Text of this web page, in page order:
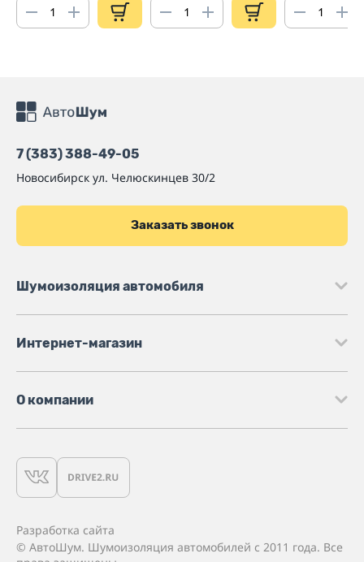
7 (383) 388-49-05
Новосибирск ул. Челюскинцев 30/2
Заказать звонок
Шумоизоляция автомобиля
Интернет-магазин
О компании
Разработка сайта
© АвтоШум. Шумоизоляция автомобилей с 2011 года. Все